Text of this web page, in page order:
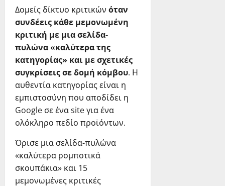
Δομείς δίκτυο κριτικών όταν
συνδέεις κάθε μεμονωμένη
κριτική με μια σελίδα-
πυλώνα «καλύτερα της
κατηγορίας» και με σχετικές
συγκρίσεις σε δομή κόμβου. Η
αυθεντία κατηγορίας είναι η
εμπιστοσύνη που αποδίδει η
Google σε ένα site για ένα
ολόκληρο πεδίο προϊόντων.
Όρισε μια σελίδα-πυλώνα
«καλύτερα ρομποτικά
σκουπάκια» και 15
μεμονωμένες κριτικές